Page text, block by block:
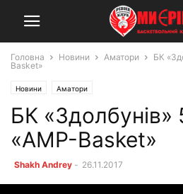
Головна Новини Аматори
БК
Basket»
Новини Аматори
БК «Здолбунів»
«AMP-Basket»
Shakh Andrey - 26.11.2017